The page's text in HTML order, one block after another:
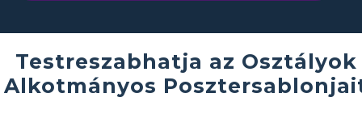
Testreszabhatja az Osztályok
Alkotmányos